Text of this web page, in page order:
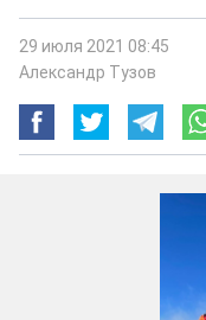
29 июля 2021 08:45
Александр Тузов